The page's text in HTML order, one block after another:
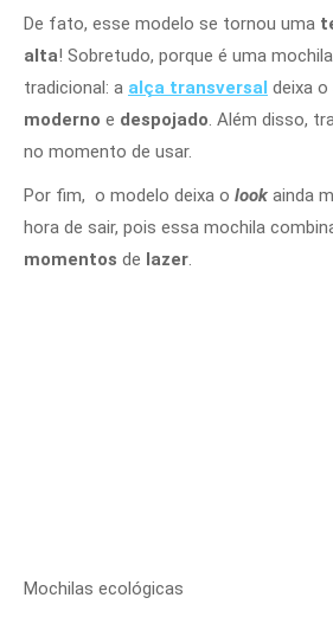
De fato, esse modelo se tornou uma
alta! Sobretudo, porque é uma
tradicional: a alça transversal deixa
moderno e despojado. Além disso,
no momento de usar.
Por fim, o modelo deixa o look ainda
hora de sair, pois essa mochila
momentos de lazer.
Mochilas ecológicas